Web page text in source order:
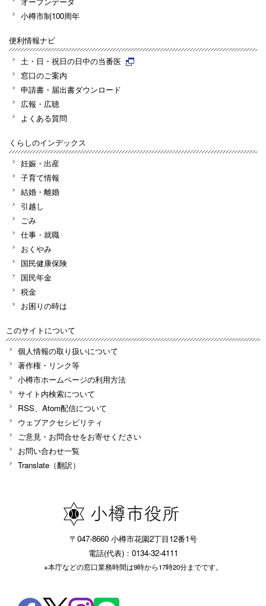
小樽市制100周年
便利情報ナビ
土・日・祝日の日中の当番医
窓口のご案内
申請書・届出書ダウンロード
広報・広聴
よくある質問
くらしのインデックス
妊娠・出産
子育て情報
結婚・離婚
引越し
ごみ
仕事・就職
おくやみ
国民健康保険
国民年金
税金
お困りの時は
このサイトについて
個人情報の取り扱いについて
著作権・リンク等
小樽市ホームページの利用方法
サイト内検索について
RSS、Atom配信について
ウェブアクセシビリティ
ご意見・お問合せをお寄せください
お問い合わせ一覧
Translate（翻訳）
〒047-8660 小樽市花園2丁目12番1号
電話(代表)：0134-32-4111
※本庁などの窓口業務時間は9時から17時20分までです。